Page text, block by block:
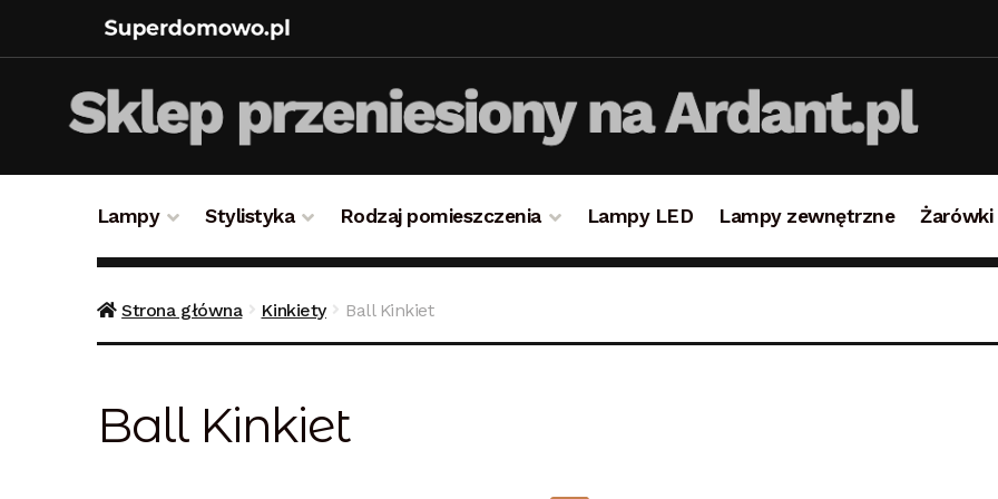
Lampy Stylistyka Rodzaj pomieszczenia Lampy LED Lampy zewnętrzne Żarówki
Strona główna Kinkiety Ball Kinkiet
Ball Kinkiet